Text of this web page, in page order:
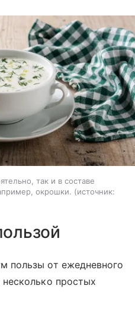
так и в составе
окрошки.
источник:
пользы от ежедневного
простых